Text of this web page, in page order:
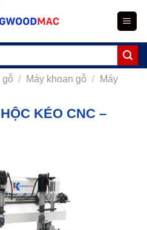
gỗ / Máy khoan gỗ /
Máy
KÉO CNC –